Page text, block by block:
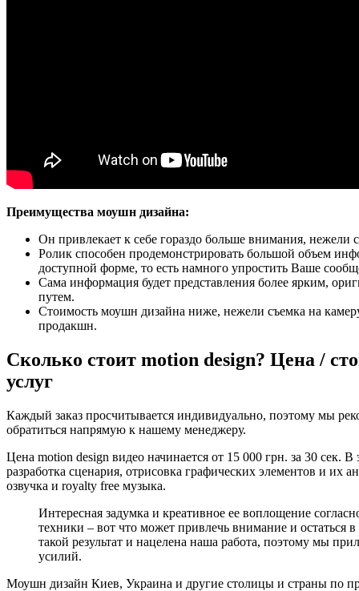
Преимущества моушн дизайна:
Он привлекает к себе гораздо больше внимания, нежели
Ролик способен продемонстрировать большой объем
доступной форме, то есть намного упростить Ваше
Сама информация будет представления более ярким,
путем.
Стоимость моушн дизайна ниже, нежели съемка на
продакшн.
Сколько стоит motion design? Цена /
услуг
Каждый заказ просчитывается индивидуально, поэтому мы
обратиться напрямую к нашему менеджеру.
Цена motion design видео начинается от 15 000 грн. за 30 сек. В
разработка сценария, отрисовка графических элементов и их
озвучка и royalty free музыка.
Интересная задумка и креативное ее воплощение
техники – вот что может привлечь внимание и остаться
такой результат и нацелена наша работа, поэтому мы
усилий.
Моушн дизайн Киев, Украина и другие столицы и страны по